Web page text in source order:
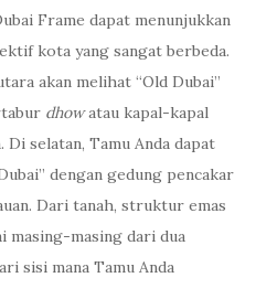
Frame dapat menunjukkan
kota yang sangat berbeda.
akan melihat “Old Dubai”
dhowatau kapal-kapal
selatan, Tamu Anda dapat
dengan gedung pencakar
Dari tanah, struktur emas
masing-masing dari dua
sisi mana Tamu Anda